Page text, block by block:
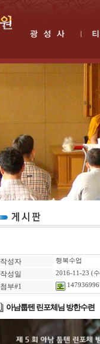
작성자 행복수업
작성일 2016-11-23 (
첨부#1
아남툽텐 린포체님 방한수련